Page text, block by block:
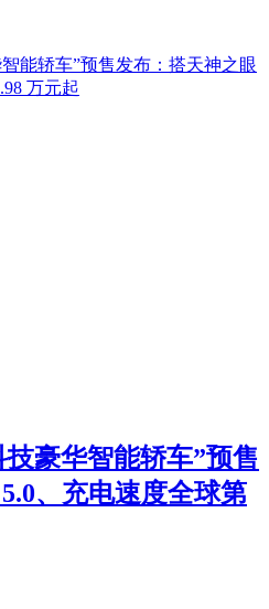
技豪华智能轿车”预售
、充电速度全球第